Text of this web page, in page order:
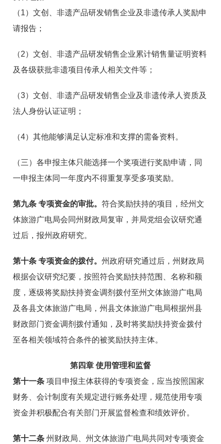
（1）文创、非遗产品研发销售企业及非遗传承人奖励申
请报告；
（2）文创、非遗产品研发销售企业累计销售量证明资料
及各级获批非遗项目传承人相关文件等；
（3）文创、非遗产品研发销售企业及非遗传承人资质及
法人身份认证证明；
（4）其他能够满足认定标准和支撑的需备资料。
（三）各申报主体只能选择一个奖项进行奖励申请，同
一申报主体同一年度内不得重复享受多项奖励。
第九条 专项资金的审批。符合奖励扶持的项目，经州文
体旅游广电局会同州财政局复审，并局党组会议研究通
过后，报州政府研究。
第十条 专项资金的拨付。州政府研究通过后，州财政局
根据会议研究纪要，按照符合奖励扶持范围、名称和额
度，逐级将奖励扶持资金调剂拨付至州文体旅游广电局
及各县文体旅游广电局，州县文体旅游广电局根据州县
财政部门资金调剂拨付通知，及时将奖励扶持资金拨付
至各相关领域符合条件的被奖励扶持主体。
第四章 使用管理和监督
第十一条项目申报主体获得的专项资金，应当按照国家
财务、会计制度有关规定进行账务处理，规范使用专项
资金并积极配合有关部门开展监督检查和绩效评价。
第十二条 州财政局、州文体旅游广电局共同对专项资金